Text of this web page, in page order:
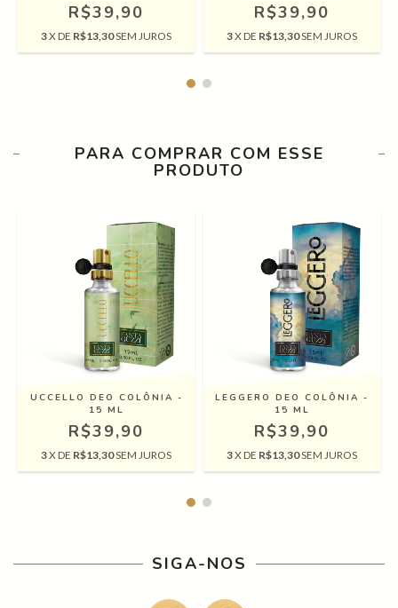
R$39,90
3X DE R$13,30SEM JUROS
R$39,90
3X DE R$13,30SEM JUROS
PARA COMPRAR COM ESSE
PRODUTO
UCCELLO DEO COLÔNIA -
15 ML
R$39,90
3X DE R$13,30SEM JUROS
LEGGERO DEO COLÔNIA -
15 ML
R$39,90
3X DE R$13,30SEM JUROS
SIGA-NOS